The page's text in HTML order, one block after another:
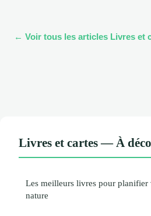
← Voir tous les articles Livres et
Livres et cartes — À
Les meilleurs livres pour planifier
nature